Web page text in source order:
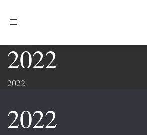
Toggle
2022
2022
2022